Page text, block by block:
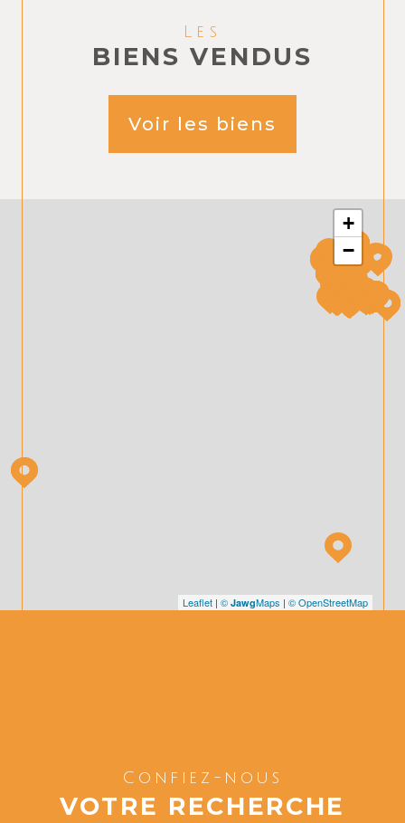
+
−
Leaflet | © JawgMaps | © OpenStreetMap
Les
BIENS VENDUS
Voir les biens
Confiez-nous
VOTRE RECHERCHE